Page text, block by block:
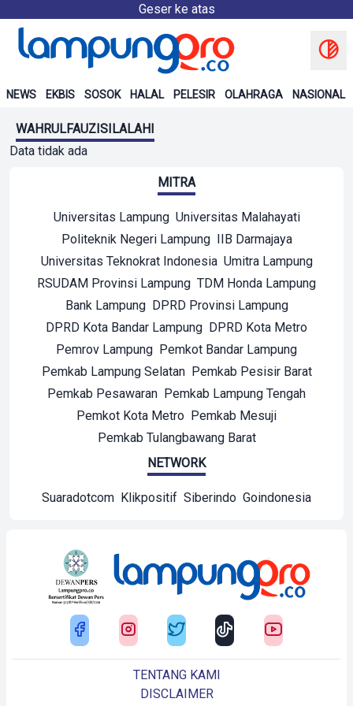
Geser ke atas
NEWS EKBIS SOSOK HALAL PELESIR OLAHRAGA NASIONAL
WAHRULFAUZISILALAHI
Data tidak ada
MITRA
Universitas Lampung Universitas Malahayati
Politeknik Negeri Lampung IIB Darmajaya
Universitas Teknokrat Indonesia Umitra Lampung
RSUDAM Provinsi Lampung TDM Honda Lampung
Bank Lampung DPRD Provinsi Lampung
DPRD Kota Bandar Lampung DPRD Kota Metro
Pemrov Lampung Pemkot Bandar Lampung
Pemkab Lampung Selatan Pemkab Pesisir Barat
Pemkab Pesawaran Pemkab Lampung Tengah
Pemkot Kota Metro Pemkab Mesuji
Pemkab Tulangbawang Barat
NETWORK
Suaradotcom Klikpositif Siberindo Goindonesia
TENTANG KAMI
DISCLAIMER